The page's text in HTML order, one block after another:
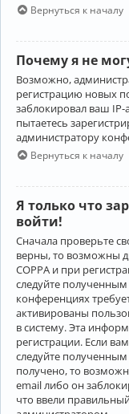
Вернуться к началу
Почему я не
Возможно,
регистрацию новых
заблокировал ваш
пытаетесь
администратору
Вернуться к началу
Я только что
войти!
Сначала проверьте
верны, то возможны
COPPA и при
следуйте
конференциях
активированы
в систему. Эта
регистрации. Если
следуйте
получено, то
email либо он
что ввели